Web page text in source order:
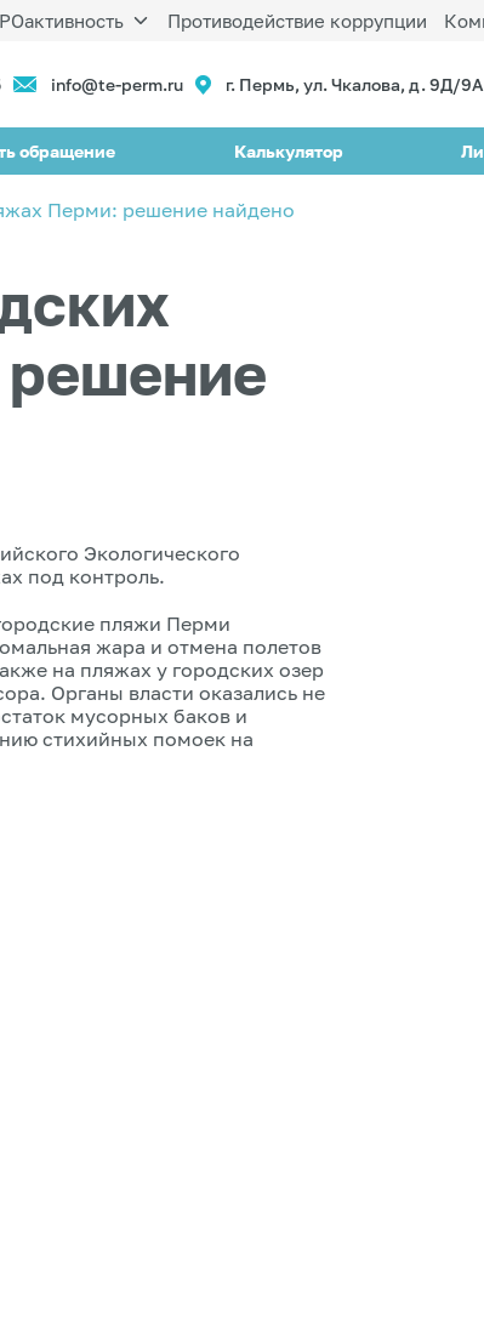
Противодействие коррупции
info@te-perm.ru г. Пермь, ул. Чкалова, д. 9Д/
обращение Калькулятор
Перми: решение найдено
Экологического
под контроль.
пляжи Перми
жара и отмена полетов
на пляжах у городских озер
Органы власти оказались не
мусорных баков и
стихийных помоек на